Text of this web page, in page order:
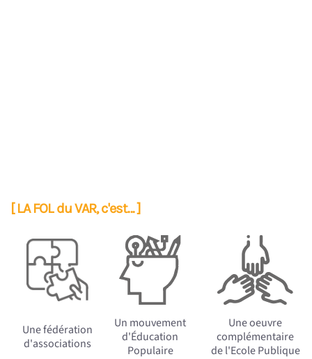
[ LA FOL du VAR, c'est... ]
Une fédération
d'associations
Un mouvement
d'Éducation
Populaire
Une oeuvre
complémentaire
de l'Ecole Publique